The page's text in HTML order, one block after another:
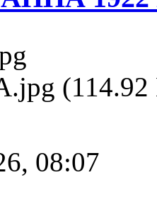
(114.92
08:07